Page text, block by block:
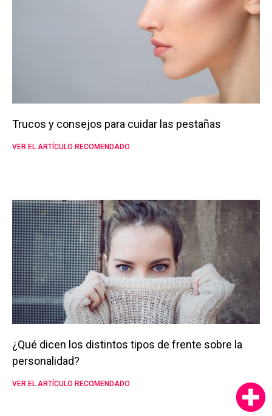
Trucos y consejos para cuidar las pestañas
VER EL ARTÍCULO RECOMENDADO
¿Qué dicen los distintos tipos de frente sobre la
personalidad?
VER EL ARTÍCULO RECOMENDADO